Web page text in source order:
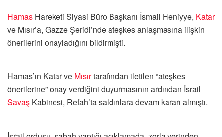
Hamas Hareketi Siyasi Büro Başkanı İsmail Heniyye, Katar
ve Mısır’a, Gazze Şeridi’nde ateşkes anlaşmasına ilişkin
önerilerini onayladığını bildirmişti.
Hamas’ın Katar ve Mısırtarafından iletilen “ateşkes
önerilerine” onay verdiğini duyurmasının ardından İsrail
Savaş Kabinesi, Refah’ta saldırılara devam kararı almıştı.